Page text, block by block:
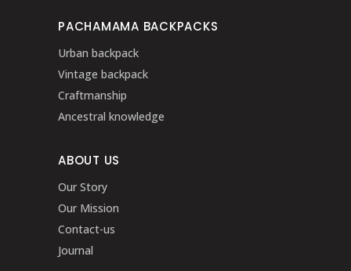
PACHAMAMA BACKPACKS
Urban backpack
Vintage backpack
Craftmanship
Ancestral knowledge
ABOUT US
Our Story
Our Mission
Contact-us
Journal